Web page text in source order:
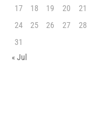
17
18 19 20 21
24
25 26 27 28
31
« Jul